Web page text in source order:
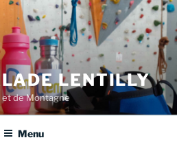
LENTILLY
et de Montagne
Menu